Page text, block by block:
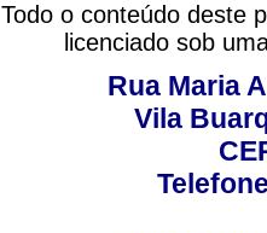
Todo o conteúdo deste
licenciado sob
Rua Maria
Vila